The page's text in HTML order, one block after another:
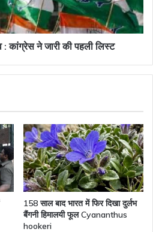
: कांग्रेस ने जारी की पहली लिस्ट
158 साल बाद भारत में फिर दिखा दुर्लभ
बैंगनी हिमालयी फूल Cyananthus
hookeri